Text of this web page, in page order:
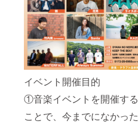
イベント開催目的
①音楽イベントを開催する
ことで、今までになかった